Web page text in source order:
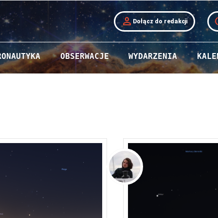
person Dołącz do redakcji
OBSERWACJE WYDARZENIA